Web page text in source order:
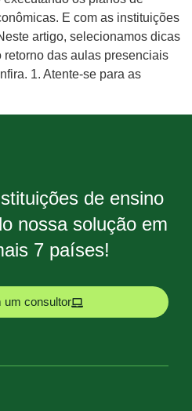
E com as instituições
artigo, selecionamos dicas
das aulas presenciais
1. Atente-se para as
de ensino
nossa solução em
7 países!
um consultor